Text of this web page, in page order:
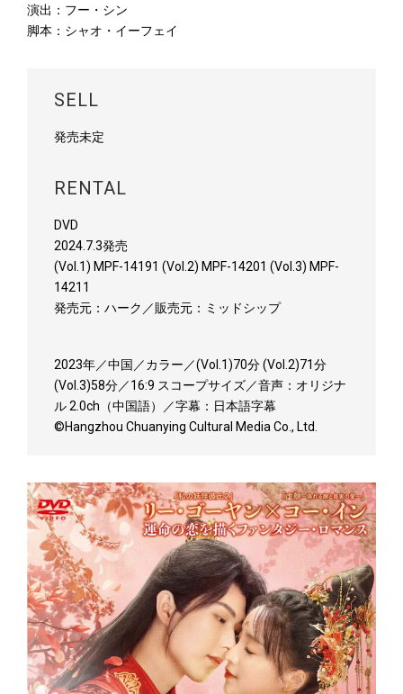
演出：フー・シン
脚本：シャオ・イーフェイ
SELL
発売未定
RENTAL
DVD
2024.7.3発売
(Vol.1) MPF-14191 (Vol.2) MPF-14201 (Vol.3) MPF-
14211
発売元：ハーク／販売元：ミッドシップ
2023年／中国／カラー／(Vol.1)70分 (Vol.2)71分
(Vol.3)58分／16:9 スコープサイズ／音声：オリジナ
ル 2.0ch（中国語）／字幕：日本語字幕
©Hangzhou Chuanying Cultural Media Co., Ltd.